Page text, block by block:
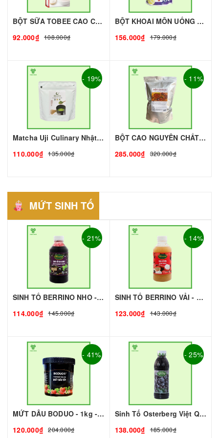
BỘT SỮA TOBEE CAO CẤP - 1KG | NGUYÊN LIỆU PHA CHẾ
92.000₫ 108.000₫
BỘT KHOAI MÔN UỐNG KING - 1kg - KING | Nguyên liệu pha chế - TOBEE FOOD
156.000₫
179.000₫
- 19%
Matcha Uji Culinary Nhật gói 100gr | Nguyên liệu pha chế - TOBEE FOOD
110.000₫
135.000₫
- 11%
BỘT CAO NGUYÊN CHẤT THƯỢNG HẠNG - 1KG I TOBEE FOOD
285.000₫
320.000₫
MỨT SINH TỐ
- 21%
SINH TỐ BERRINO NHO - 1L - BERRINO | Mứt - Sinh Tố làm Trà Sữa - TOBEE FOOD
114.000₫
145.000₫
- 14%
SINH TỐ BERRINO VẢI - 1L - BERRINO | Mứt - Sinh Tố làm Trà Sữa - TOBEE FOOD
123.000₫
143.000₫
- 41%
MỨT DÂU BODUO - 1kg - DOBUO | Mứt - Sinh Tố làm Trà Sữa - TOBEE FOOD
120.000₫
204.000₫
- 25%
Sinh Tố Osterberg Việt Quất I Nguyên Liệu Pha Chế - Trà Trái Cây - Tobee Food
138.000₫
185.000₫